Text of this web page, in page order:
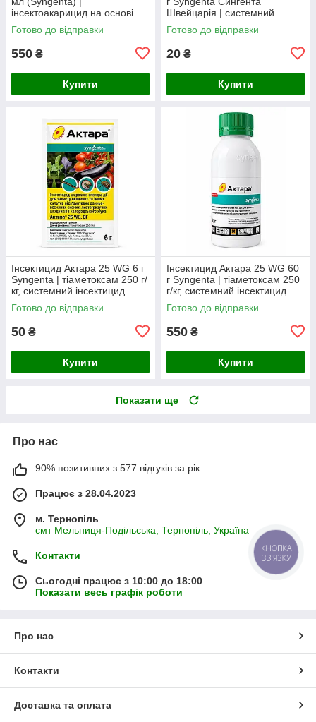
інсектоакарицид на основі
абамектину 18 г/л від кліщів,
трипсів та мінерів
Готово до відправки
550 ₴
Купити
Швейцарія | системний
інсектицид
Готово до відправки
20 ₴
Купити
Інсектицид Актара 25 WG 6 г
Syngenta | тіаметоксам 250 г/
кг, системний інсектицид
широкого спектра дії (пакет,
Швейцарія)
Готово до відправки
50 ₴
Купити
Інсектицид Актара 25 WG 60
г Syngenta | тіаметоксам 250
г/кг, системний інсектицид
широкого спектра дії
(Швейцарія)
Готово до відправки
550 ₴
Купити
Показати ще
Про нас
90% позитивних з 577 відгуків за рік
Працює з 28.04.2023
м. Тернопіль
смт Мельниця-Подільська, Тернопіль, Україна
Контакти
Сьогодні працює з 10:00 до 18:00
Показати весь графік роботи
Про нас
Контакти
Доставка та оплата
КНОПКА
ЗВ'ЯЗКУ